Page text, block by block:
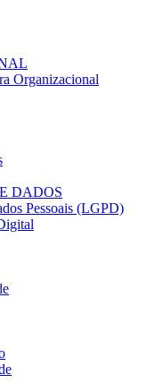
Organizacional
DADOS
Pessoais (LGPD)